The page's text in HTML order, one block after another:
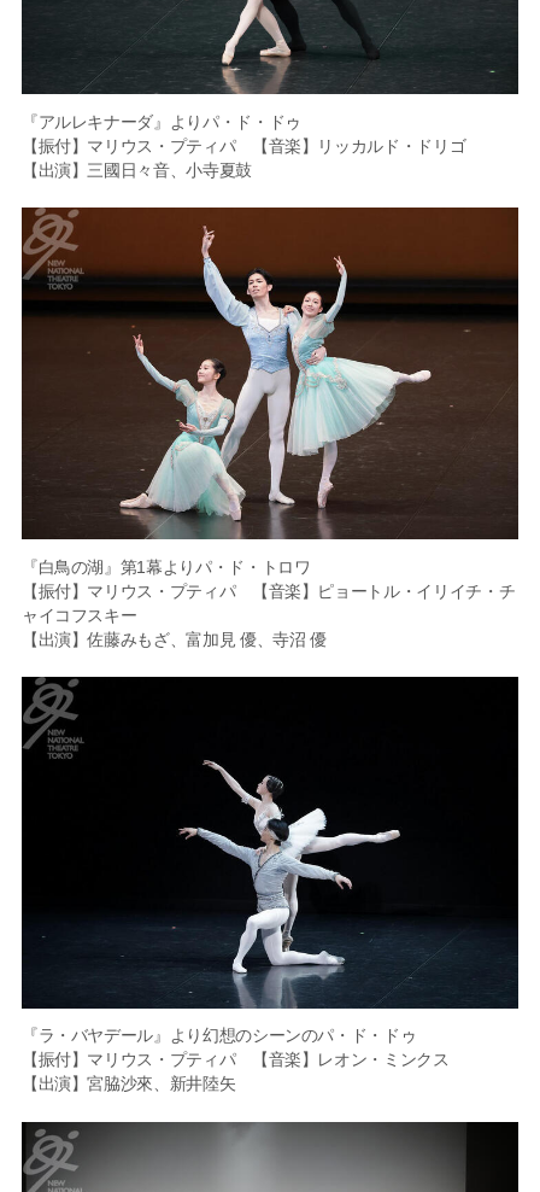
『アルレキナーダ』よりパ・ド・ドゥ
【振付】マリウス・プティパ 【音楽】リッカルド・ドリゴ
【出演】三國日々音、小寺夏鼓
『白鳥の湖』第1幕よりパ・ド・トロワ
【振付】マリウス・プティパ 【音楽】ピョートル・イリイチ・チ
ャイコフスキー
【出演】佐藤みもざ、富加見 優、寺沼 優
『ラ・バヤデール』より幻想のシーンのパ・ド・ドゥ
【振付】マリウス・プティパ 【音楽】レオン・ミンクス
【出演】宮脇沙來、新井陸矢